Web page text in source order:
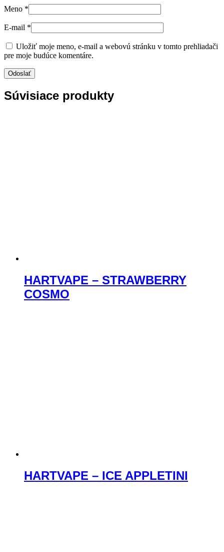
Meno *
E-mail *
Uložiť moje meno, e-mail a webovú stránku v tomto prehliadači
pre moje budúce komentáre.
Súvisiace produkty
HARTVAPE – STRAWBERRY
COSMO
HARTVAPE – ICE APPLETINI